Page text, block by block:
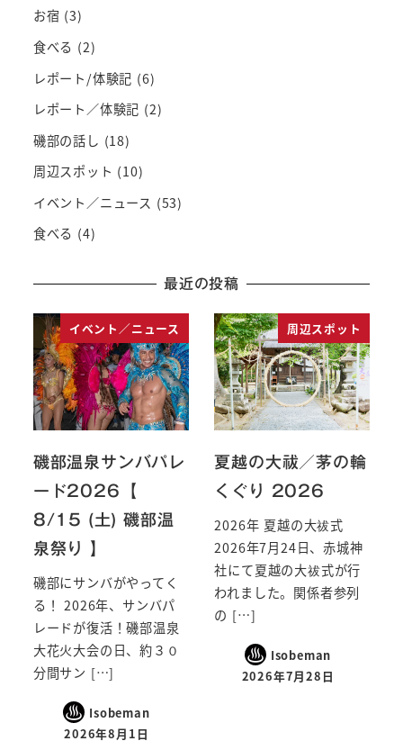
お宿 (3)
食べる (2)
レポート/体験記 (6)
レポート／体験記 (2)
磯部の話し (18)
周辺スポット (10)
イベント／ニュース (53)
食べる (4)
最近の投稿
イベント／ニュース
磯部温泉サンバパレ
ード2026【
8/15 (土) 磯部温
泉祭り 】
磯部にサンバがやってく
る！ 2026年、サンバパ
レードが復活！磯部温泉
大花火大会の日、約３０
分間サン […]
Isobeman
2026年8月1日
周辺スポット
夏越の大祓／茅の輪
くぐり 2026
2026年 夏越の大祓式
2026年7月24日、赤城神
社にて夏越の大祓式が行
われました。関係者参列
の […]
Isobeman
2026年7月28日